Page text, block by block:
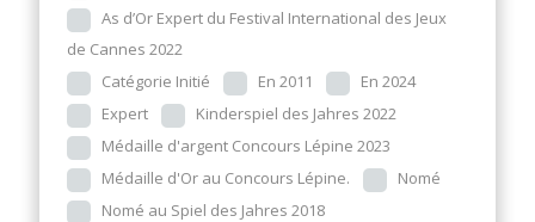
As d’Or Expert du Festival International des Jeux
de Cannes 2022
Catégorie Initié
En 2011
En 2024
Expert
Kinderspiel des Jahres 2022
Médaille d'argent Concours Lépine 2023
Médaille d'Or au Concours Lépine.
Nomé
Nomé au Spiel des Jahres 2018